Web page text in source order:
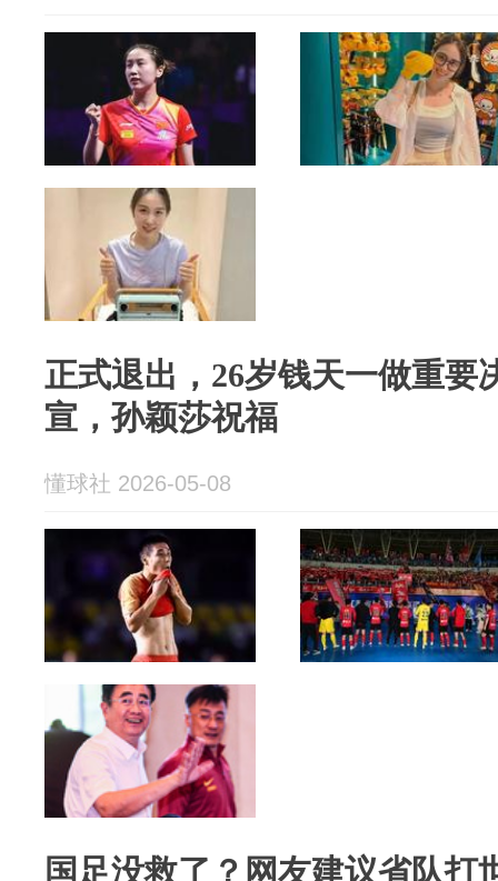
正式退出，26岁钱天一做重要
宣，孙颖莎祝福
懂球社 2026-05-08
国足没救了？网友建议省队打